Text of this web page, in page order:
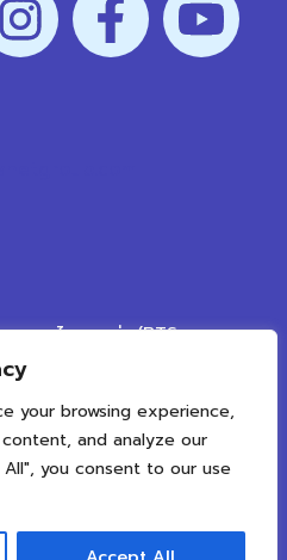
your browsing experience,
and analyze our
you consent to our use
พญาไทพลาซ่า (BTS
เทวี กรุงเทพมหานคร
คร ตรงข้ามซอยเจริญนคร
รุงเทพมหานคร 10600